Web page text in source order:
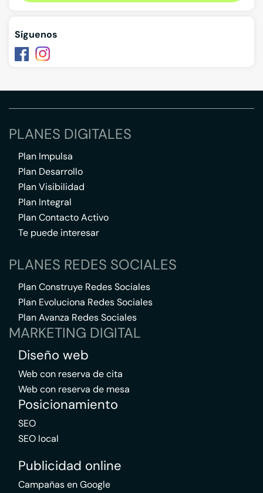
Síguenos
PLANES DIGITALES
Plan Impulsa
Plan Desarrollo
Plan Visibilidad
Plan Integral
Plan Contacto Activo
Te puede interesar
PLANES REDES SOCIALES
Plan Construye Redes Sociales
Plan Evoluciona Redes Sociales
Plan Avanza Redes Sociales
MARKETING DIGITAL
Diseño web
Web con reserva de cita
Web con reserva de mesa
Posicionamiento
SEO
SEO local
Publicidad online
Campañas en Google